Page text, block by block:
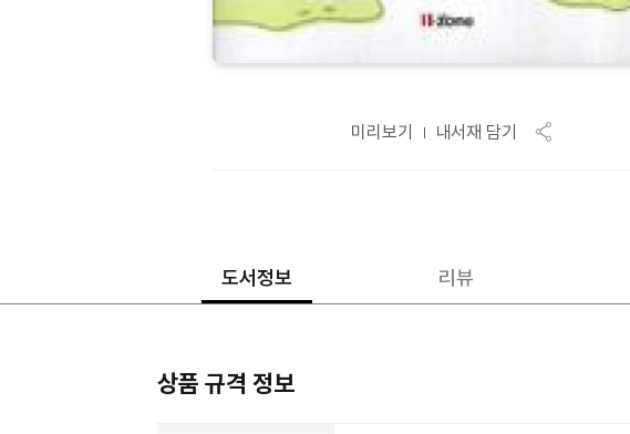
미리보기 내서재 담기
도서정보 리뷰
상품 규격 정보